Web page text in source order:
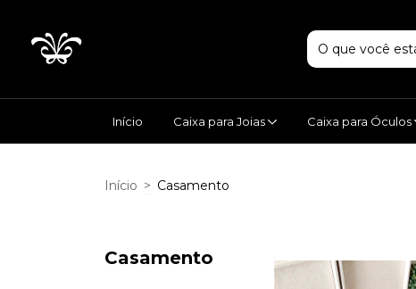
Início Caixa para Joias Caixa para Óculos
Início > Casamento
Casamento